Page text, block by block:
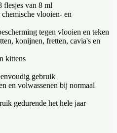
flesjes van 8 ml
vlooien- en
tegen vlooien en teken
konijnen, fretten, cavia's en
kittens
gebruik
en volwassenen bij normaal
gedurende het hele jaar